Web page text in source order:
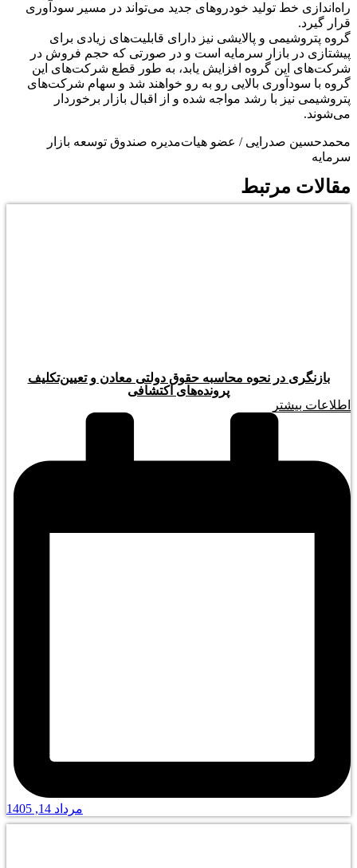
راه‌اندازی خط تولید خودروهای جدید می‌تواند در مسیر سودآوری
قرار گیرد.
گروه پتروشیمی و پالایشی نیز دارای قابلیت‌های زیادی برای
پیشتازی در بازار سرمایه است و در صورتی که حجم فروش در
شرکت‌های این گروه افزایش یابد، به طور قطع شرکت‌های این
گروه با سودآوری بالایی رو به رو خواهند شد و سهام شرکت‌های
پتروشیمی نیز با رشد مواجه شده و از اقبال بازار برخوردار
می‌شوند.
محمدحسین صدرایی / عضو هیات‌مدیره صندوق توسعه بازار
سرمایه
مقالات مرتبط
بازنگری در نحوه محاسبه حقوق دولتی معادن و تعیین‌تکلیف
پرونده‌های اکتشافی
اطلاعات بیشتر
مرداد 14, 1405